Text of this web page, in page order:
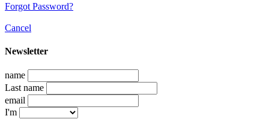
Forgot Password?
Cancel
Newsletter
name
Last name
email
I'm